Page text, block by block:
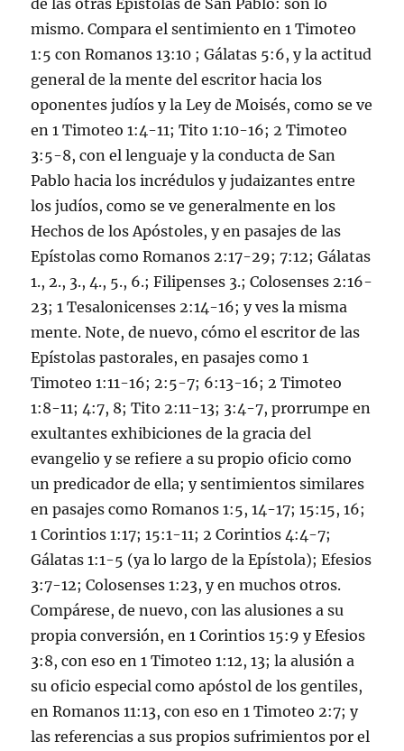
mismo. Compara el sentimiento en1 Timoteo
1:5 conRomanos 13:10 ;Gálatas 5:6, y la actitud
general de la mente del escritor hacia los
oponentes judíos y la Ley de Moisés, como se ve
en1 Timoteo 1:4-11;Tito 1:10-16; 2 Timoteo
3:5-8, con el lenguaje y la conducta de San
Pablo hacia los incrédulos y judaizantes entre
los judíos, como se ve generalmente en los
Hechos de los Apóstoles, y en pasajes de las
Epístolas comoRomanos 2:17-29;7:12; Gálatas
1., 2., 3., 4., 5., 6.;Filipenses 3.;Colosenses 2:16-
23;1 Tesalonicenses 2:14-16; y ves la misma
mente. Note, de nuevo, cómo el escritor de las
Epístolas pastorales, en pasajes como1
Timoteo 1:11-16; 2:5-7; 6:13-16; 2 Timoteo
1:8-11; 4:7, 8;Tito 2:11-13; 3:4-7, prorrumpe en
exultantes exhibiciones de la gracia del
evangelio y se refiere a su propio oficio como
un predicador de ella; y sentimientos similares
en pasajes comoRomanos 1:5,14-17;15:15,16;
1 Corintios 1:17;15:1-11; 2 Corintios 4:4-7;
Gálatas 1:1-5 (ya lo largo de la Epístola);Efesios
3:7-12;Colosenses 1:23, y en muchos otros.
Compárese, de nuevo, con las alusiones a su
propia conversión, en1 Corintios 15:9 yEfesios
3:8, con eso en1 Timoteo 1:12,13; la alusión a
su oficio especial como apóstol de los gentiles,
enRomanos 11:13, con eso en1 Timoteo 2:7; y
las referencias a sus propios sufrimientos por el